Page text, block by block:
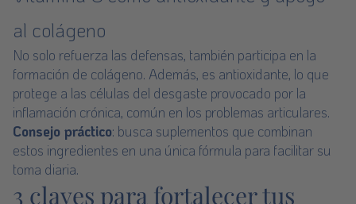
al colágeno
No solo refuerza las defensas, también participa en la
formación de colágeno. Además, es antioxidante, lo que
protege a las células del desgaste provocado por la
inflamación crónica, común en los problemas articulares.
Consejo práctico: busca suplementos que combinan
estos ingredientes en una única fórmula para facilitar su
toma diaria.
3 claves para fortalecer tus